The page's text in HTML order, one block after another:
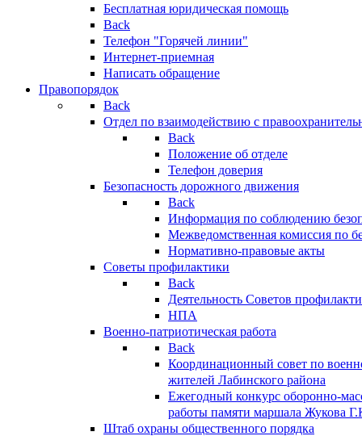
Бесплатная юридическая помощь
Back
Телефон "Горячей линии"
Интернет-приемная
Написать обращение
Правопорядок
Back
Отдел по взаимодействию с
Back
Положение об отделе
Телефон доверия
Безопасность дорожного движения
Back
Информация по соблюдению
Межведомственная комиссия по
Нормативно-правовые акты
Советы профилактики
Back
Деятельность Советов
НПА
Военно-патриотическая работа
Back
Координационный совет по
жителей Лабинского района
Ежегодный конкурс оборонно-
работы памяти маршала Жукова
Штаб охраны общественного порядка